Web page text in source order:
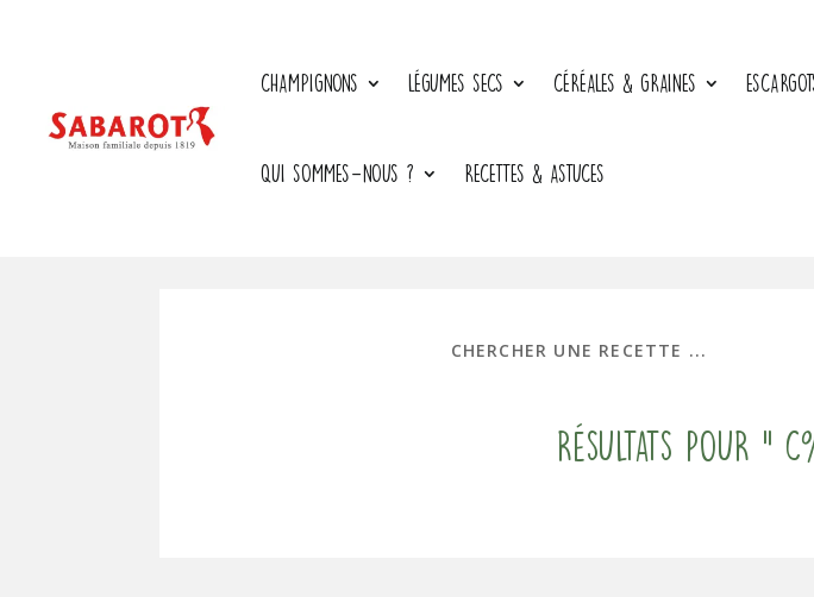
CHAMPIGNONS LÉGUMES SECS CÉRÉALES & GRAINES
QUI SOMMES-NOUS ? RECETTES & ASTUCES
Résultats pour "